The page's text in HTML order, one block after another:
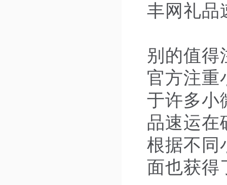
丰网礼品
别的值得
官方注重
于许多小
品速运在
根据不同
面也获得